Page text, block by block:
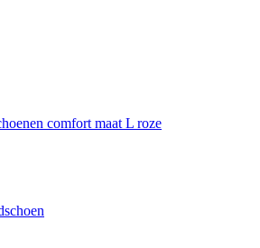
comfort maat L roze